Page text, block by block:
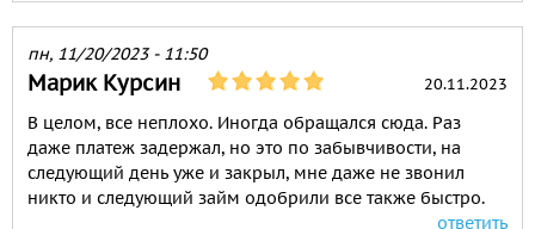
пн, 11/20/2023 - 11:50
Марик Курсин 20.11.2023
В целом, все неплохо. Иногда обращался сюда. Раз
даже платеж задержал, но это по забывчивости, на
следующий день уже и закрыл, мне даже не звонил
никто и следующий займ одобрили все также быстро.
ответить